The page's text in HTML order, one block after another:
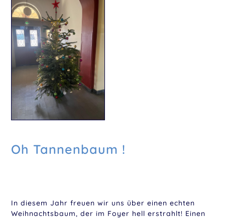
Oh Tannenbaum !
In diesem Jahr freuen wir uns über einen echten
Weihnachtsbaum, der im Foyer hell erstrahlt! Einen